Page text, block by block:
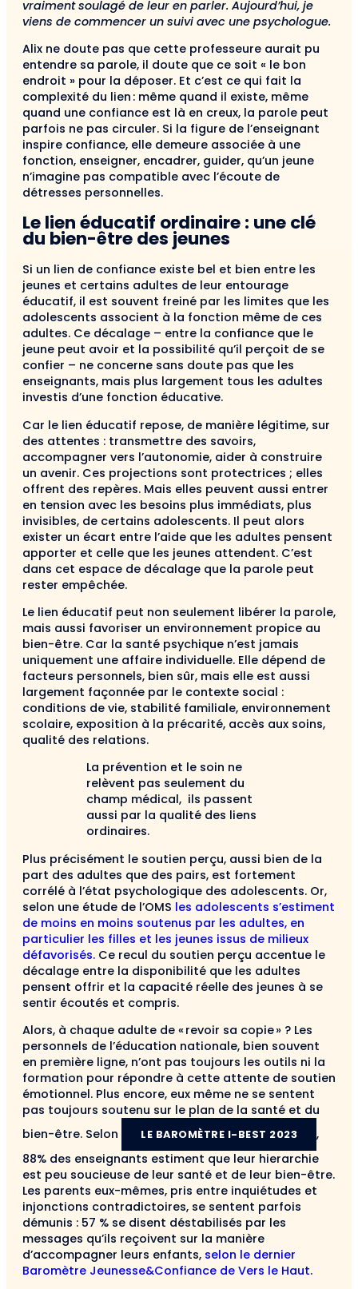
vraiment soulagé de leur en parler. Aujourd’hui, je
viens de commencer un suivi avec une psychologue.
Alix ne doute pas que cette professeure aurait pu
entendre sa parole, il doute que ce soit « le bon
endroit » pour la déposer. Et c’est ce qui fait la
complexité du lien : même quand il existe, même
quand une confiance est là en creux, la parole peut
parfois ne pas circuler. Si la figure de l’enseignant
inspire confiance, elle demeure associée à une
fonction, enseigner, encadrer, guider, qu’un jeune
n’imagine pas compatible avec l’écoute de
détresses personnelles.
Le lien éducatif ordinaire : une clé
du bien-être des jeunes
Si un lien de confiance existe bel et bien entre les
jeunes et certains adultes de leur entourage
éducatif, il est souvent freiné par les limites que les
adolescents associent à la fonction même de ces
adultes. Ce décalage – entre la confiance que le
jeune peut avoir et la possibilité qu’il perçoit de se
confier – ne concerne sans doute pas que les
enseignants, mais plus largement tous les adultes
investis d’une fonction éducative.
Car le lien éducatif repose, de manière légitime, sur
des attentes : transmettre des savoirs,
accompagner vers l’autonomie, aider à construire
un avenir. Ces projections sont protectrices ; elles
offrent des repères. Mais elles peuvent aussi entrer
en tension avec les besoins plus immédiats, plus
invisibles, de certains adolescents. Il peut alors
exister un écart entre l’aide que les adultes pensent
apporter et celle que les jeunes attendent. C’est
dans cet espace de décalage que la parole peut
rester empêchée.
Le lien éducatif peut non seulement libérer la parole,
mais aussi favoriser un environnement propice au
bien-être. Car la santé psychique n’est jamais
uniquement une affaire individuelle. Elle dépend de
facteurs personnels, bien sûr, mais elle est aussi
largement façonnée par le contexte social :
conditions de vie, stabilité familiale, environnement
scolaire, exposition à la précarité, accès aux soins,
qualité des relations.
La prévention et le soin ne
relèvent pas seulement du
champ médical, ils passent
aussi par la qualité des liens
ordinaires.
Plus précisément le soutien perçu, aussi bien de la
part des adultes que des pairs, est fortement
corrélé à l’état psychologique des adolescents. Or,
selon une étude de l’OMS les adolescents s’estiment
de moins en moins soutenus par les adultes, en
particulier les filles et les jeunes issus de milieux
défavorisés. Ce recul du soutien perçu accentue le
décalage entre la disponibilité que les adultes
pensent offrir et la capacité réelle des jeunes à se
sentir écoutés et compris.
Alors, à chaque adulte de « revoir sa copie » ? Les
personnels de l’éducation nationale, bien souvent
en première ligne, n’ont pas toujours les outils ni la
formation pour répondre à cette attente de soutien
émotionnel. Plus encore, eux même ne se sentent
pas toujours soutenu sur le plan de la santé et du
bien-être. Selon
LE BAROMÈTRE I-BEST 2023
,
88% des enseignants estiment que leur hierarchie
est peu soucieuse de leur santé et de leur bien-être.
Les parents eux-mêmes, pris entre inquiétudes et
injonctions contradictoires, se sentent parfois
démunis : 57 % se disent déstabilisés par les
messages qu’ils reçoivent sur la manière
d’accompagner leurs enfants, selon le dernier
Baromètre Jeunesse&Confiance de Vers le Haut.